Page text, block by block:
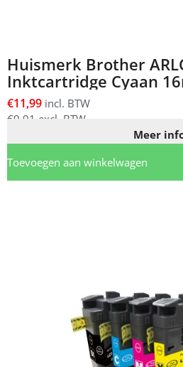
Huismerk Brother
Inktcartridge Cyaan
€11,99 incl. BTW
€9,91 excl. BTW
Meer
Toevoegen aan winkelwagen